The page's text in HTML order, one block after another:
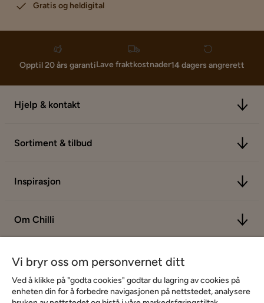
Gratis og heldigital
Opptil 20 års garantiLave fraktkostnader14 dagers angrerett
Hjelp & kontakt
Sortiment & tilbud
Inspirasjon
Om Chilli
Vi bryr oss om personvernet ditt
Ved å klikke på "godta cookies" godtar du lagring av cookies på
enheten din for å forbedre navigasjonen på nettstedet, analysere